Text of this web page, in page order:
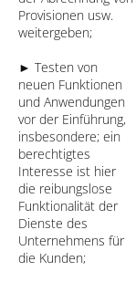
Provisionen usw.
weitergeben;
► Testen von
neuen Funktionen
und Anwendungen
vor der Einführung,
insbesondere; ein
berechtigtes
Interesse ist hier
die reibungslose
Funktionalität der
Dienste des
Unternehmens für
die Kunden;